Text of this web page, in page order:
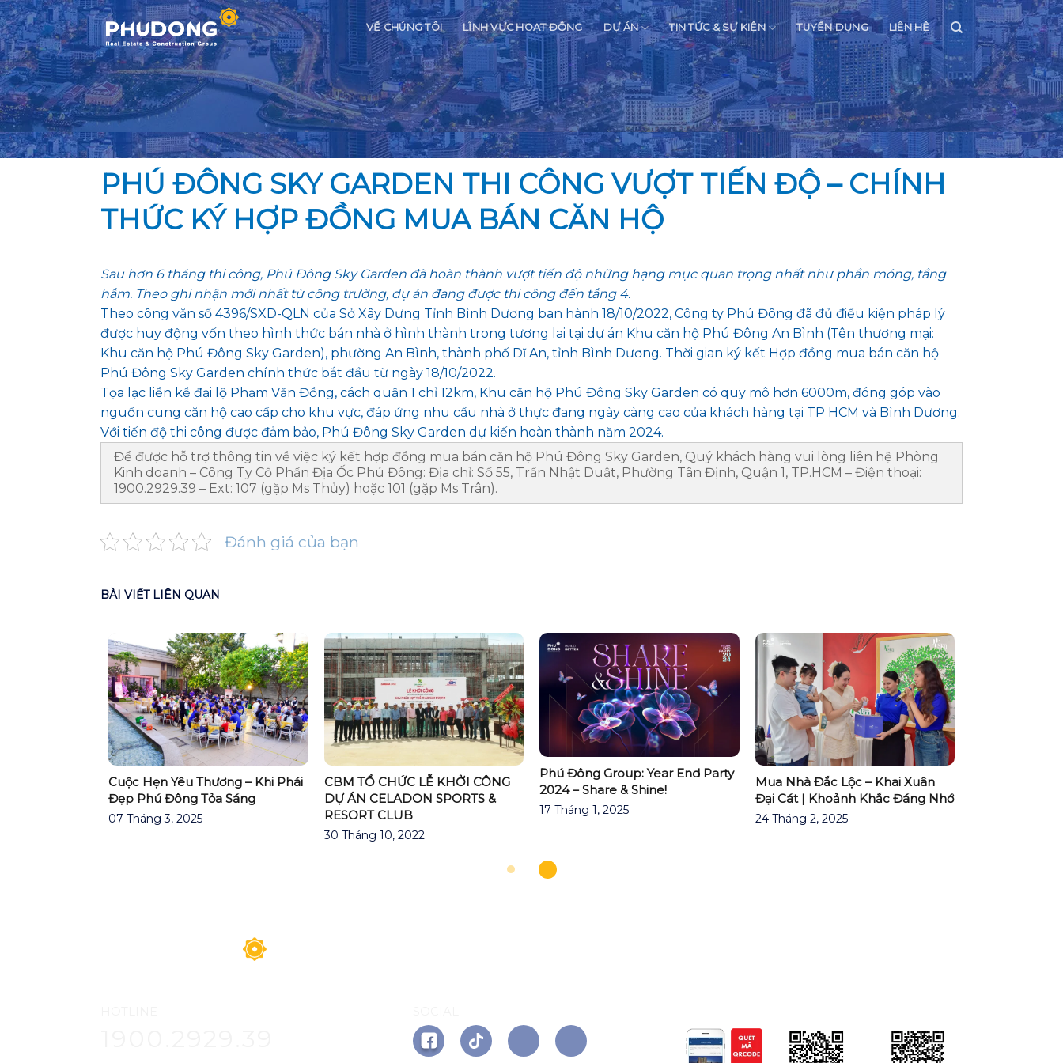
Skip
to
content
VỀ CHÚNG TÔI LĨNH VỰC HOẠT ĐỘNG DỰ ÁN TIN TỨC & SỰ KIỆN TUYỂN DỤNG LIÊN HỆ
PHÚ ĐÔNG SKY GARDEN THI CÔNG VƯỢT TIẾN ĐỘ – CHÍNH
THỨC KÝ HỢP ĐỒNG MUA BÁN CĂN HỘ
Sau hơn 6 tháng thi công, Phú Đông Sky Garden đã hoàn thành vượt tiến độ những hạng mục quan trọng nhất như phần móng, tầng
hầm. Theo ghi nhận mới nhất từ công trường, dự án đang được thi công đến tầng 4.
Theo công văn số 4396/SXD-QLN của Sở Xây Dựng Tỉnh Bình Dương ban hành 18/10/2022, Công ty Phú Đông đã đủ điều kiện pháp lý
được huy động vốn theo hình thức bán nhà ở hình thành trong tương lai tại dự án Khu căn hộ Phú Đông An Bình (Tên thương mại:
Khu căn hộ Phú Đông Sky Garden), phường An Bình, thành phố Dĩ An, tỉnh Bình Dương. Thời gian ký kết Hợp đồng mua bán căn hộ
Phú Đông Sky Garden chính thức bắt đầu từ ngày 18/10/2022.
Tọa lạc liền kề đại lộ Phạm Văn Đồng, cách quận 1 chỉ 12km, Khu căn hộ Phú Đông Sky Garden có quy mô hơn 6000m, đóng góp vào
nguồn cung căn hộ cao cấp cho khu vực, đáp ứng nhu cầu nhà ở thực đang ngày càng cao của khách hàng tại TP HCM và Bình Dương.
Với tiến độ thi công được đảm bảo, Phú Đông Sky Garden dự kiến hoàn thành năm 2024.
Để được hỗ trợ thông tin về việc ký kết hợp đồng mua bán căn hộ Phú Đông Sky Garden, Quý khách hàng vui lòng liên hệ Phòng
Kinh doanh – Công Ty Cổ Phần Địa Ốc Phú Đông: Địa chỉ: Số 55, Trần Nhật Duật, Phường Tân Định, Quận 1, TP.HCM – Điện thoại:
1900.2929.39 – Ext: 107 (gặp Ms Thủy) hoặc 101 (gặp Ms Trân).
Đánh giá của bạn
BÀI VIẾT LIÊN QUAN
Cuộc Hẹn Yêu Thương – Khi Phái
Đẹp Phú Đông Tỏa Sáng
07 Tháng 3, 2025
CBM TỔ CHỨC LỄ KHỞI CÔNG
DỰ ÁN CELADON SPORTS &
RESORT CLUB
30 Tháng 10, 2022
Phú Đông Group: Year End Party
2024 – Share & Shine!
17 Tháng 1, 2025
Mua Nhà Đắc Lộc – Khai Xuân
Đại Cát | Khoảnh Khắc Đáng Nhớ
24 Tháng 2, 2025